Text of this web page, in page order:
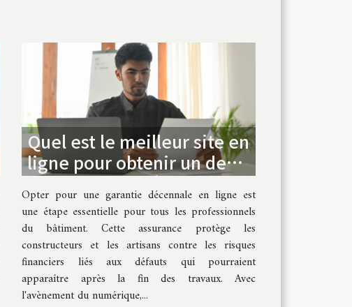
Quel est le meilleur site en
ligne pour obtenir un devis
de garantie décennale ?
Opter pour une garantie décennale en ligne est
une étape essentielle pour tous les professionnels
du bâtiment. Cette assurance protège les
constructeurs et les artisans contre les risques
financiers liés aux défauts qui pourraient
apparaître après la fin des travaux. Avec
l'avènement du numérique,...